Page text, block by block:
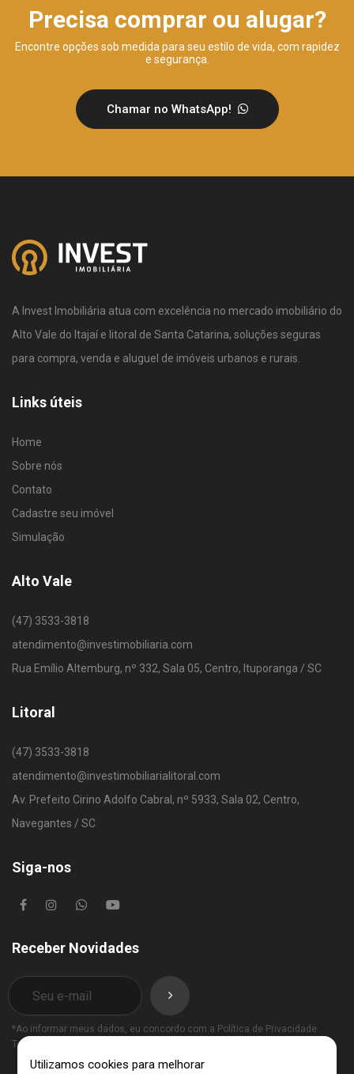
Precisa comprar ou alugar?
Encontre opções sob medida para seu estilo de vida, com rapidez
e segurança.
Chamar no WhatsApp!
A Invest Imobiliária atua com excelência no mercado imobiliário do
Alto Vale do Itajaí e litoral de Santa Catarina, soluções seguras
para compra, venda e aluguel de imóveis urbanos e rurais.
Links úteis
Home
Sobre nós
Contato
Cadastre seu imóvel
Simulação
Alto Vale
(47) 3533-3818
atendimento@investimobiliaria.com
Rua Emílio Altemburg, nº 332, Sala 05, Centro, Ituporanga / SC
Litoral
(47) 3533-3818
atendimento@investimobiliarialitoral.com
Av. Prefeito Cirino Adolfo Cabral, nº 5933, Sala 02, Centro,
Navegantes / SC
Siga-nos
Receber Novidades
*Ao informar meus dados, eu concordo com a Política de Privacidade
Termos de Uso
Utilizamos cookies para melhorar